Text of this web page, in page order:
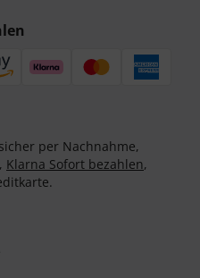
per Nachnahme,
Klarna Sofort bezahlen,